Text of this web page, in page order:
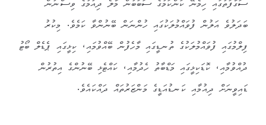
ސަގާފަތުގައި ހިމެނޭ ކަންކަމުގެ ސަބަބުން މާލެ ދިއުމުގެ ވިސްނުން
ބަދަލުވެ އަލުން ފުވައްމުލަކުގައި ހުންނަން ބޭނުންވާ ކަމެވެ. މިކުރު
ފިލްމުގައި ފުވައްމުލަކުގެ ތުނޑީގައި މާހެފުން ބޭއްވުމައި، ކިޅީގައި ޕެޑެލް ބޯޓު
ދުއްވުމާއި، ކޮޑަކިޅީގައި މަޑްބާތު ހެދުމާއި، ކައްޓެޅި ބޭނުންގެ އިތުރުން
ޑައިވީނަށް ދިއުމާއި ކަނޑުއަޑީގެ މަންޒަރުތައް ދައްކައެވެ.